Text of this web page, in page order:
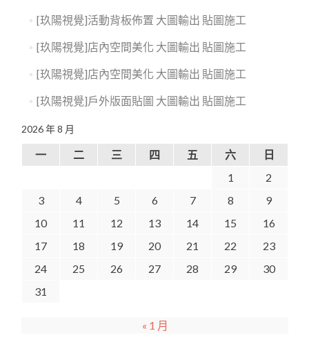
[玖陽視覺]活動背板佈置 大圖輸出 貼圖施工
[玖陽視覺]店內空間美化 大圖輸出 貼圖施工
[玖陽視覺]店內空間美化 大圖輸出 貼圖施工
[玖陽視覺]戶外版面貼圖 大圖輸出 貼圖施工
2026 年 8 月
一 二 三 四 五 六
日
1
2
3
4 5 6 7 8
9
10
11 12 13 14 15
16
17
18 19 20 21 22
23
24
25 26 27 28 29
30
31
« 1 月